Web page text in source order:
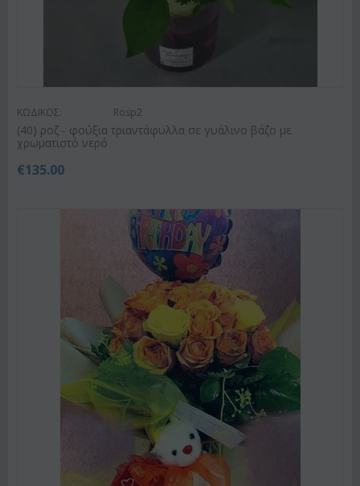
ΚΩΔΙΚΟΣ: Rosp2
(40) ροζ - φούξια τριαντάφυλλα σε γυάλινο βάζο με
χρωματιστό νερό
€135.00